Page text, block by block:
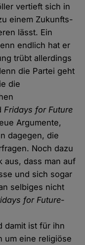
vertieft sich in
einem Zukunfts-
lässt. Ein
endlich hat er
trübt allerdings
die Partei geht
die
Fridays for Future
Argumente,
dagegen, die
Noch dazu
aus, dass man auf
und sich sogar
selbiges nicht
for Future-
damit ist für ihn
um eine religiöse